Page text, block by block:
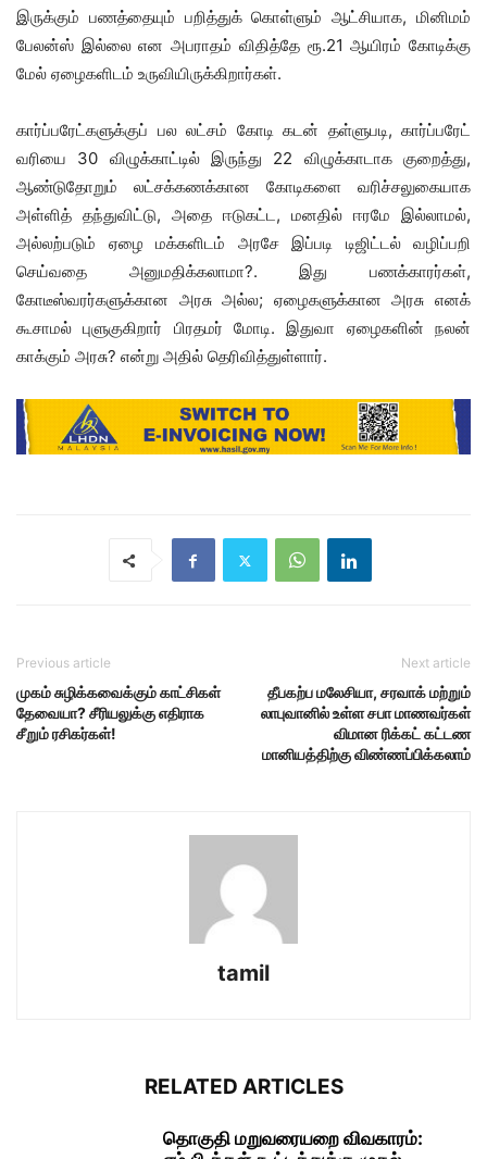
இருக்கும் பணத்தையும் பறித்துக் கொள்ளும் ஆட்சியாக, மினிமம்
பேலன்ஸ் இல்லை என அபராதம் விதித்தே ரூ.21 ஆயிரம் கோடிக்கு
மேல் ஏழைகளிடம் உருவியிருக்கிறார்கள்.
கார்ப்பரேட்களுக்குப் பல லட்சம் கோடி கடன் தள்ளுபடி, கார்ப்பரேட்
வரியை 30 விழுக்காட்டில் இருந்து 22 விழுக்காடாக குறைத்து,
ஆண்டுதோறும் லட்சக்கணக்கான கோடிகளை வரிச்சலுகையாக
அள்ளித் தந்துவிட்டு, அதை ஈடுகட்ட, மனதில் ஈரமே இல்லாமல்,
அல்லற்படும் ஏழை மக்களிடம் அரசே இப்படி டிஜிட்டல் வழிப்பறி
செய்வதை அனுமதிக்கலாமா?. இது பணக்காரர்கள்,
கோடீஸ்வரர்களுக்கான அரசு அல்ல; ஏழைகளுக்கான அரசு எனக்
கூசாமல் புளுகுகிறார் பிரதமர் மோடி. இதுவா ஏழைகளின் நலன்
காக்கும் அரசு? என்று அதில் தெரிவித்துள்ளார்.
Previous article
முகம் சுழிக்கவைக்கும் காட்சிகள்
தேவையா? சீரியலுக்கு எதிராக
சீறும் ரசிகர்கள்!
Next article
தீபகற்ப மலேசியா, சரவாக் மற்றும்
லாபுவானில் உள்ள சபா மாணவர்கள்
விமான ரிக்கட் கட்டண
மானியத்திற்கு விண்ணப்பிக்கலாம்
tamil
RELATED ARTICLES
தொகுதி மறுவரையறை விவகாரம்: